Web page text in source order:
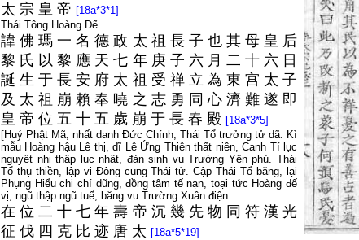
太 宗 皇 帝 [18a*3*1]
Thái Tông Hoàng Đế.
諱佛瑪一名德政 太 祖 長 子 也 其母 皇 后
黎 氏 以黎 應 天七 年 庚 子 六 月 二十 六 日
誕生于長安 府 太 祖 受 禅 立 為 東宫 太子
及 太祖 崩賴奉 曉 之 志 勇 同心 濟難遂 即
皇 帝 位 五 十 五 歲 崩 于 長 春 殿 [18a*3*5]
[Huý Phật Mã, nhất danh Đức Chính, Thái Tổ trưởng tử dã. Kì
mẫu Hoàng hậu Lê thị, dĩ Lê Ứng Thiên thất niên, Canh Tí lục
nguyệt nhị thập lục nhật, đản sinh vu Trường Yên phủ. Thái
Tổ thụ thiền, lập vi Đông cung Thái tử. Cập Thái Tổ băng, lại
Phụng Hiểu chi chí dũng, đồng tâm tế nạn, toại tức Hoàng đế
vị, ngũ thập ngũ tuế, băng vu Trường Xuân điện.
在位二十七年壽 帝 沉 幾 先 物 同符漢光
征 伐 四 克 比 迹 唐 太 [18a*5*19]